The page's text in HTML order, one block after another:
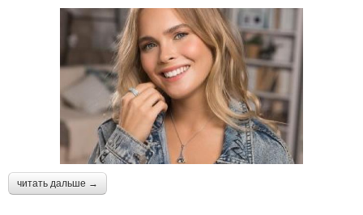
читать дальше →